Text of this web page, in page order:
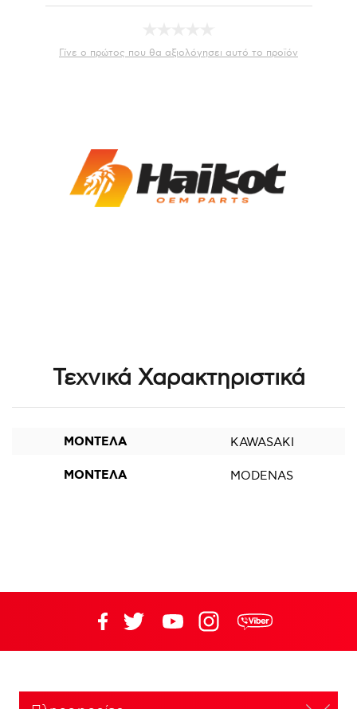
Γίνε ο πρώτος που θα αξιολόγησει αυτό το προϊόν
Τεχνικά Χαρακτηριστικά
ΜΟΝΤΕΛΑ KAWASAKI
ΜΟΝΤΕΛΑ MODENAS